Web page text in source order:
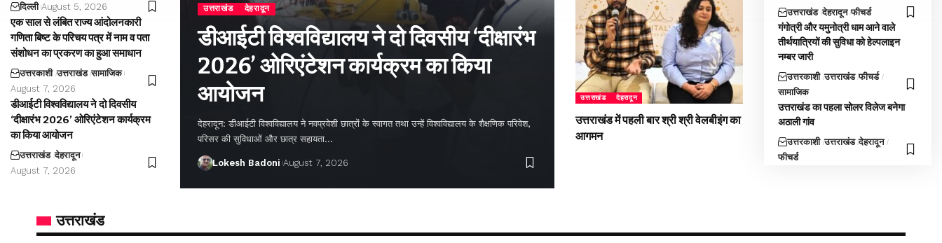
दिल्ली August 5, 2026
एक साल से लंबित राज्य आंदोलनकारी
गणिता बिष्ट के परिचय पत्र में नाम व पता
संशोधन का प्रकरण का हुआ समाधान
उत्तरकाशी उत्तराखंड सामाजिक
August 7, 2026
डीआईटी विश्वविद्यालय ने दो दिवसीय
‘दीक्षारंभ 2026’ ओरिएंटेशन कार्यक्रम
का किया आयोजन
उत्तराखंड देहरादून
August 7, 2026
उत्तराखंड देहरादून
डीआईटी विश्वविद्यालय ने दो दिवसीय ‘दीक्षारंभ
2026’ ओरिएंटेशन कार्यक्रम का किया
आयोजन
देहरादून: डीआईटी विश्वविद्यालय ने नवप्रवेशी छात्रों के स्वागत तथा उन्हें विश्वविद्यालय के शैक्षणिक परिवेश,
परिसर की सुविधाओं और छात्र सहायता…
Lokesh Badoni August 7, 2026
उत्तराखंड देहरादून
उत्तराखंड में पहली बार श्री श्री वेलबीइंग का
आगमन
उत्तराखंड देहरादून फीचर्ड
गंगोत्री और यमुनोत्री धाम आने वाले
तीर्थयात्रियों की सुविधा को हेल्पलाइन
नम्बर जारी
उत्तरकाशी उत्तराखंड फीचर्ड
सामाजिक
उत्तराखंड का पहला सोलर विलेज बनेगा
अठाली गांव
उत्तरकाशी उत्तराखंड देहरादून
फीचर्ड
उत्तराखंड